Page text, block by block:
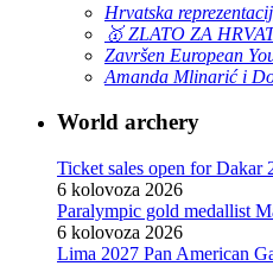
Hrvatska
🥇 ZLATO ZA
Završen European
Amanda Mlinarić i
World archery
Ticket sales open for Dakar
6 kolovoza 2026
Paralympic gold medallist
6 kolovoza 2026
Lima 2027 Pan American